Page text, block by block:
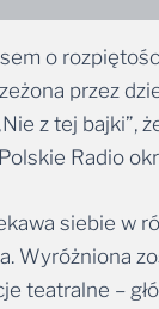
o
przez
z tej bajki”,
Radio
siebie w
Wyróżniona
teatralne –